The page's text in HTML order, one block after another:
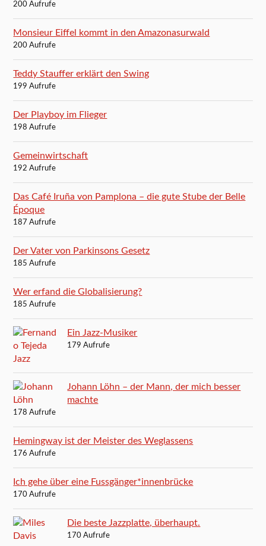
200 Aufrufe
Monsieur Eiffel kommt in den Amazonasurwald
200 Aufrufe
Teddy Stauffer erklärt den Swing
199 Aufrufe
Der Playboy im Flieger
198 Aufrufe
Gemeinwirtschaft
192 Aufrufe
Das Café Iruña von Pamplona – die gute Stube der Belle
Époque
187 Aufrufe
Der Vater von Parkinsons Gesetz
185 Aufrufe
Wer erfand die Globalisierung?
185 Aufrufe
Ein Jazz-Musiker
179 Aufrufe
Johann Löhn – der Mann, der mich besser
machte
178 Aufrufe
Hemingway ist der Meister des Weglassens
176 Aufrufe
Ich gehe über eine Fussgänger*innenbrücke
170 Aufrufe
Die beste Jazzplatte, überhaupt.
170 Aufrufe